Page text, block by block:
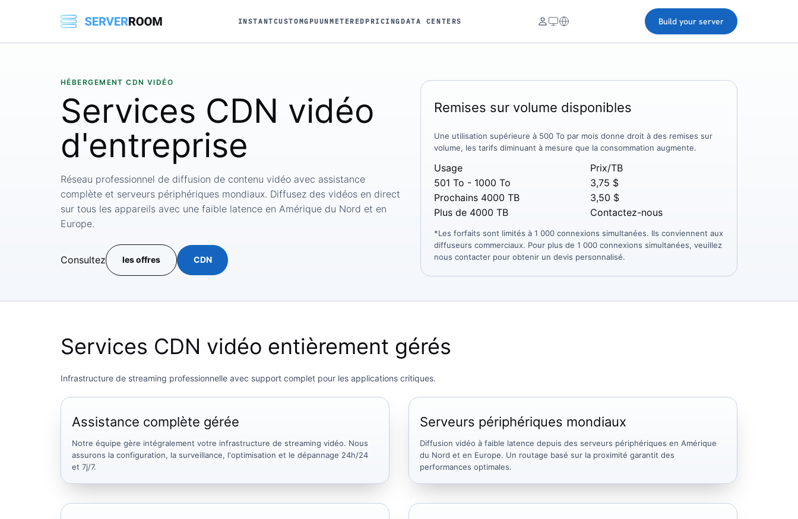
INSTANTCUSTOMGPUUNMETERED PRICING DATA CENTERS Build your server
HÉBERGEMENT CDN VIDÉO
Services CDN vidéo
d'entreprise
Réseau professionnel de diffusion de contenu vidéo avec assistance
complète et serveurs périphériques mondiaux. Diffusez des vidéos en direct
sur tous les appareils avec une faible latence en Amérique du Nord et en
Europe.
Consultez les offres CDN
Remises sur volume disponibles
Une utilisation supérieure à 500 To par mois donne droit à des remises sur
volume, les tarifs diminuant à mesure que la consommation augmente.
Usage
Prix/TB
501 To - 1000 To
3,75 $
Prochains 4000 TB
3,50 $
Plus de 4000 TB
Contactez-nous
*Les forfaits sont limités à 1 000 connexions simultanées. Ils conviennent aux
diffuseurs commerciaux. Pour plus de 1 000 connexions simultanées, veuillez
nous contacter pour obtenir un devis personnalisé.
Services CDN vidéo entièrement gérés
Infrastructure de streaming professionnelle avec support complet pour les applications critiques.
Assistance complète gérée
Notre équipe gère intégralement votre infrastructure de streaming vidéo. Nous
assurons la configuration, la surveillance, l'optimisation et le dépannage 24h/24
et 7j/7.
Serveurs périphériques mondiaux
Diffusion vidéo à faible latence depuis des serveurs périphériques en Amérique
du Nord et en Europe. Un routage basé sur la proximité garantit des
performances optimales.